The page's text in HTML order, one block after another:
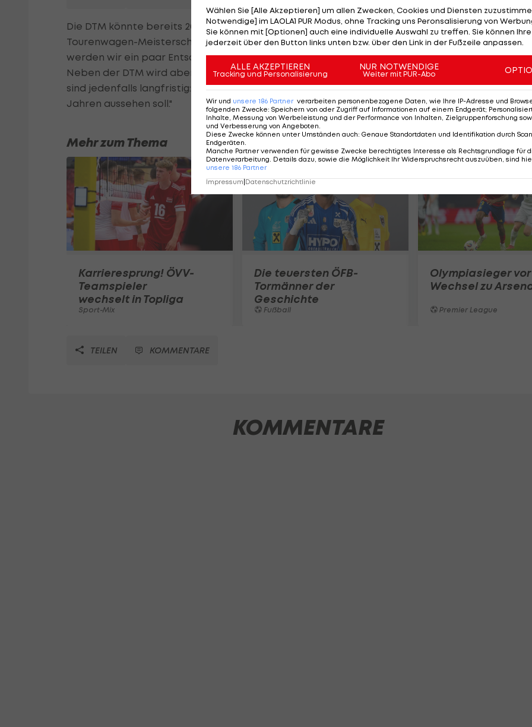
Die DTM könnte bereits 2013 Zuwachs bekommen. Nissan prüft aktuell einen Einstieg in die
Tourenwagen-Meisterschaft. "Wir waren nicht untätig und in den kommenden sechs Monaten
werden wir ein paar Entscheidungen treffen", wird ein Nissan-Sprecher bei Autosport.com
Neben der DTM wird aber auch ein Engagement in der FIA WEC oder WRC geprüft. Die
sind jedenfalls langfristig: "Wir schauen, wie unser Motorsport-Programm in den nächsten zehn
Jahren aussehen soll."
Mehr zum Thema
Karrieresprung! ÖVV-
Teamspieler
wechselt in Topliga
Sport-Mix
Die teuersten ÖFB-
Tormänner der
Geschichte
Fußball
Olympiasieger vor
Wechsel zu
Premier League
TEILEN KOMMENTARE
KOMMENTARE
Wählen Sie [Alle Akzeptieren] um allen Zwecken, Cookies und Diensten
Notwendige] im LAOLA1 PUR Modus, ohne Tracking uns Peronsalisierung von
Sie können mit [Optionen] auch eine individuelle Auswahl zu treffen. Sie können
jederzeit über den Button links unten bzw. über den Link in der Fußzeile anpassen.
ALLE AKZEPTIEREN
Tracking und Personalisierung
NUR NOTWENDIGE
Weiter mit PUR-Abo
Wir und unsere 186 Partner verarbeiten personenbezogene Daten, wie Ihre IP-Adresse und
folgenden Zwecke: Speichern von oder Zugriff auf Informationen auf einem Endgerät;
Inhalte, Messung von Werbeleistung und der Performance von Inhalten, Zielgruppenforschung
und Verbesserung von Angeboten
Diese Zwecke können unter Umständen auch: Genaue Standortdaten und Identifikation durch
Endgeräten
Manche Partner verwenden für gewisse Zwecke berechtigtes Interesse als Rechtsgrundlage für
Datenverarbeitung. Details dazu, sowie die Möglichkeit Ihr Widerspruchsrecht auszuüben, sind
unsere 186 Partner
Impressum|Datenschutzrichtlinie